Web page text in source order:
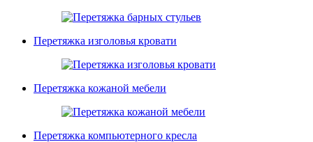
Перетяжка изголовья кровати
Перетяжка кожаной мебели
Перетяжка компьютерного кресла